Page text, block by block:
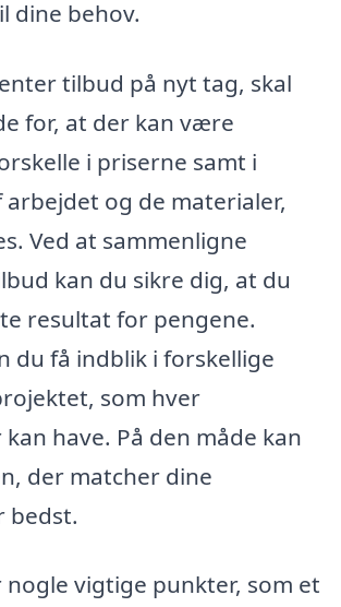
dine behov.
tilbud på nyt tag, skal
for, at der kan være
i priserne samt i
og de materialer,
Ved at sammenligne
kan du sikre dig, at du
resultat for pengene.
du få indblik i forskellige
som hver
have. På den måde kan
der matcher dine
bedst.
vigtige punkter, som et